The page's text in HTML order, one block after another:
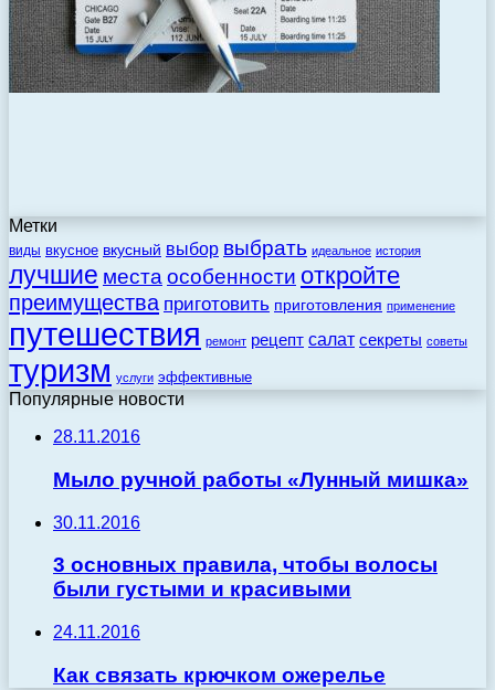
Метки
виды вкусное вкусный выбор выбрать идеальное история
лучшие места особенности откройте
преимущества приготовить приготовления применение
путешествия ремонт рецепт салат секреты советы
туризм услуги эффективные
Популярные новости
28.11.2016
Мыло ручной работы «Лунный мишка»
30.11.2016
3 основных правила, чтобы волосы
были густыми и красивыми
24.11.2016
Как связать крючком ожерелье